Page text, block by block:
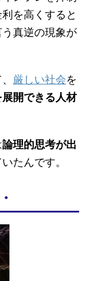
を高くすると
真逆の現象が
厳しい社会を
開できる人材
論理的思考が出
たんです。